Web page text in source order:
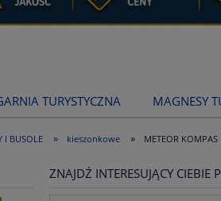
TURYSTYCZNA MAGNESY
I BUSOLE » kieszonkowe » METEOR KOMPAS
ZNAJDŹ INTERESUJĄCY